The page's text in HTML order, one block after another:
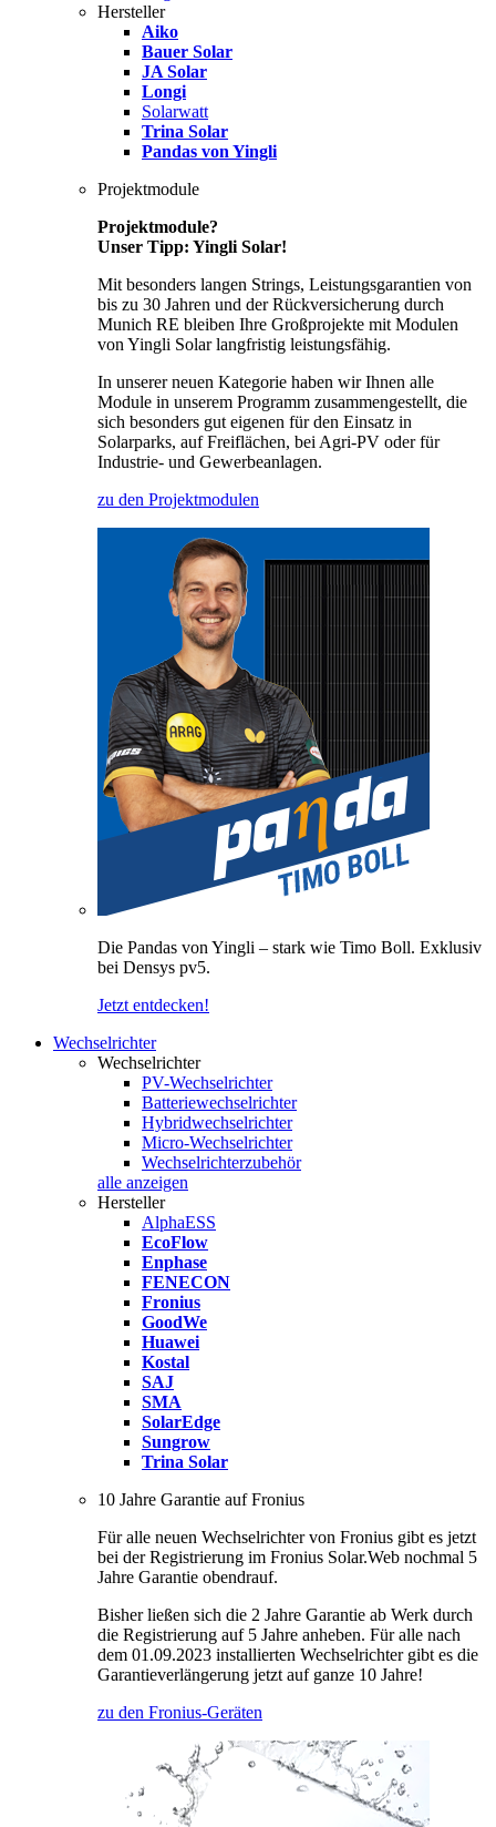
Hersteller
Aiko
Bauer Solar
JA Solar
Longi
Solarwatt
Trina Solar
Pandas von Yingli
Projektmodule
Projektmodule?
Unser Tipp: Yingli Solar!
Mit besonders langen Strings, Leistungsgarantien von
bis zu 30 Jahren und der Rückversicherung durch
Munich RE bleiben Ihre Großprojekte mit Modulen
von Yingli Solar langfristig leistungsfähig.
In unserer neuen Kategorie haben wir Ihnen alle
Module in unserem Programm zusammengestellt, die
sich besonders gut eigenen für den Einsatz in
Solarparks, auf Freiflächen, bei Agri-PV oder für
Industrie- und Gewerbeanlagen.
zu den Projektmodulen
Die Pandas von Yingli – stark wie Timo Boll. Exklusiv
bei Densys pv5.
Jetzt entdecken!
Wechselrichter
Wechselrichter
PV-Wechselrichter
Batteriewechselrichter
Hybridwechselrichter
Micro-Wechselrichter
Wechselrichterzubehör
alle anzeigen
Hersteller
AlphaESS
EcoFlow
Enphase
FENECON
Fronius
GoodWe
Huawei
Kostal
SAJ
SMA
SolarEdge
Sungrow
Trina Solar
10 Jahre Garantie auf Fronius
Für alle neuen Wechselrichter von Fronius gibt es jetzt
bei der Registrierung im Fronius Solar.Web nochmal 5
Jahre Garantie obendrauf.
Bisher ließen sich die 2 Jahre Garantie ab Werk durch
die Registrierung auf 5 Jahre anheben. Für alle nach
dem 01.09.2023 installierten Wechselrichter gibt es die
Garantieverlängerung jetzt auf ganze 10 Jahre!
zu den Fronius-Geräten